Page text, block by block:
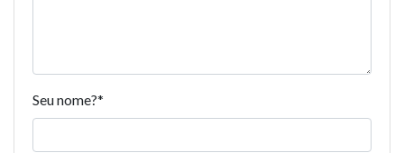
Seu nome?*